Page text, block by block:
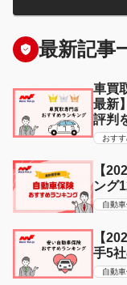
最新記事
車買
最新
評判
おす
【
ング
自動
【
手5
自動